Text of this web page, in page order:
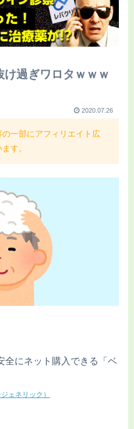
け過ぎワロタｗｗｗ
2020.07.26
一部にアフィリエイト広
す。
全にネット購入できる「ベ
ェネリック）